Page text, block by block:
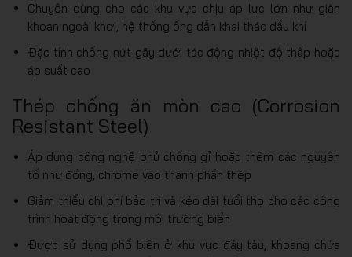
Chuyên dùng cho các khu vực chịu áp lực lớn như giàn
khoan ngoài khơi, hệ thống ống dẫn khai thác dầu khí
Đặc tính chống nứt gãy dưới tác động nhiệt độ thấp hoặc
áp suất cao
Thép chống ăn mòn cao (Corrosion
Resistant Steel)
Áp dụng công nghệ phủ chống gỉ hoặc thêm các nguyên
tố như đồng, chrome vào thành phần thép
Giảm thiểu chi phí bảo trì và kéo dài tuổi thọ cho các công
trình hoạt động trong môi trường biển
Được sử dụng phổ biến ở khu vực đáy tàu, khoang chứa